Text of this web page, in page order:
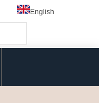
English